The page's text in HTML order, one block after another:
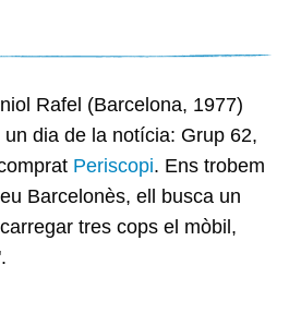
Rafel (Barcelona, 1977)
dia de la notícia: Grup 62,
Periscopi. Ens trobem
Barcelonès, ell busca un
tres cops el mòbil,